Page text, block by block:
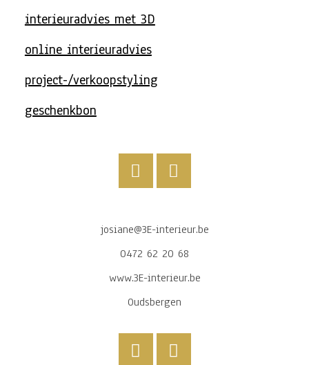
interieuradvies met 3D
online interieuradvies
project-/verkoopstyling
geschenkbon
josiane@3E-interieur.be
0472 62 20 68
www.3E-interieur.be
Oudsbergen